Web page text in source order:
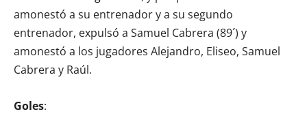
amonestó a su entrenador y a su segundo
entrenador, expulsó a Samuel Cabrera (89´) y
amonestó a los jugadores Alejandro, Eliseo, Samuel
Cabrera y Raúl.
Goles: